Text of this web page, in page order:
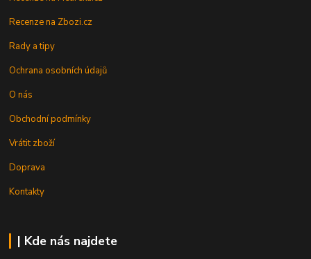
Recenze na Zbozi.cz
Rady a tipy
Ochrana osobních údajů
O nás
Obchodní podmínky
Vrátit zboží
Doprava
Kontakty
| Kde nás najdete